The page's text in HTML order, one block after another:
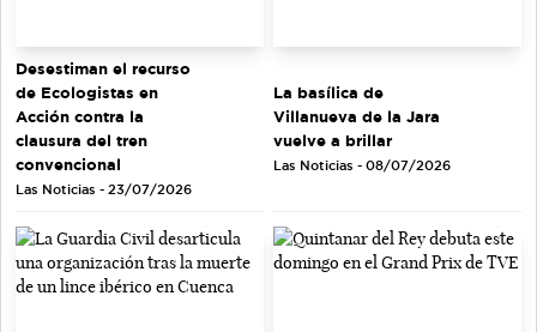
Desestiman el recurso
de Ecologistas en
Acción contra la
clausura del tren
convencional
Las Noticias - 23/07/2026
La basílica de
Villanueva de la Jara
vuelve a brillar
Las Noticias - 08/07/2026